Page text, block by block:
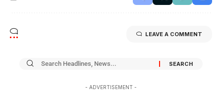
LEAVE A COMMENT
- ADVERTISEMENT -